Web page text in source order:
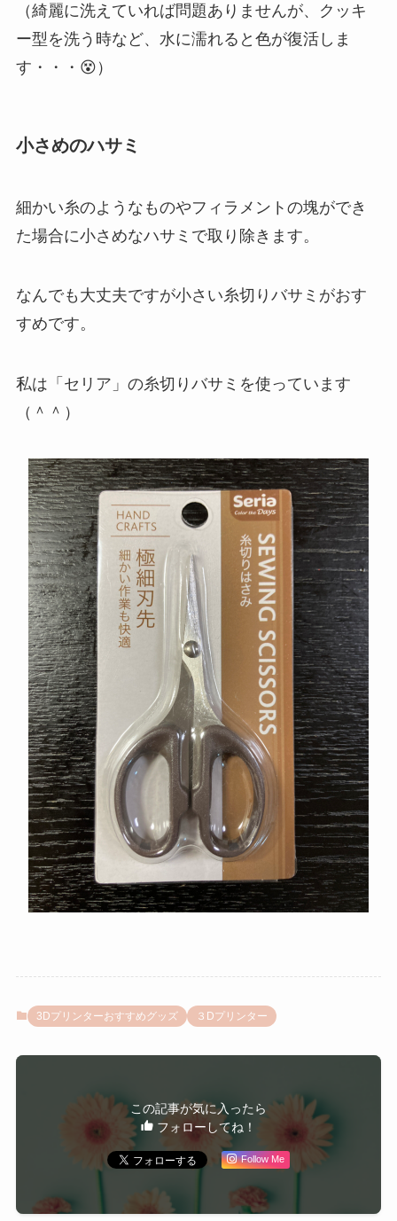
（綺麗に洗えていれば問題ありませんが、クッキ
ー型を洗う時など、水に濡れると色が復活しま
す・・・😵）
小さめのハサミ
細かい糸のようなものやフィラメントの塊ができ
た場合に小さめなハサミで取り除きます。
なんでも大丈夫ですが小さい糸切りバサミがおす
すめです。
私は「セリア」の糸切りバサミを使っています
（＾＾）
3Dプリンターおすすめグッズ ３Dプリンター
この記事が気に入ったら
フォローしてね！
Follow Me